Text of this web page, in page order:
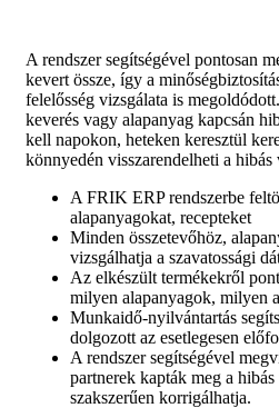
A rendszer segítségével pontosan
kevert össze, így a
felelősség vizsgálata is
keverés vagy alapanyag kapcsán
kell napokon, heteken keresztül
könnyedén visszarendelheti a hibás
A FRIK ERP rendszerbe
alapanyagokat, recepteket
Minden összetevőhöz,
vizsgálhatja a szavatossági
Az elkészült termékekről
milyen alapanyagok, milyen
Munkaidő-nyilvántartás
dolgozott az esetlegesen
A rendszer segítségével
partnerek kapták meg a
szakszerűen korrigálhatja.